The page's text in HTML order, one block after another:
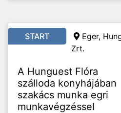
START
Eger,
Zrt.
A Hunguest Flóra
szálloda konyhájában
szakács munka egri
munkavégzéssel